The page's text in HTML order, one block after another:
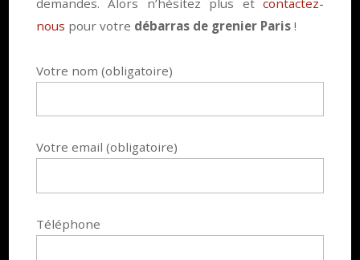
nous pour votre débarras de grenier Paris!
Votre nom (obligatoire)
Votre email (obligatoire)
Téléphone